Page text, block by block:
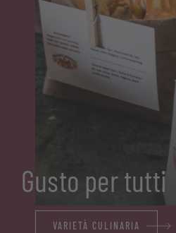
Gusto per tutti
VARIETÀ CULINARIA